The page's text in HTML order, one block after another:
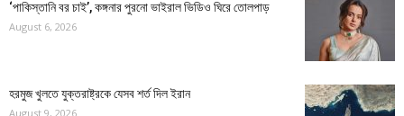
‘পাকিস্তানি বর চাই’, কঙ্গনার পুরনো ভাইরাল ভিডিও ঘিরে তোলপাড়
August 6, 2026
হরমুজ খুলতে যুক্তরাষ্ট্রকে যেসব শর্ত দিল ইরান
August 9, 2026